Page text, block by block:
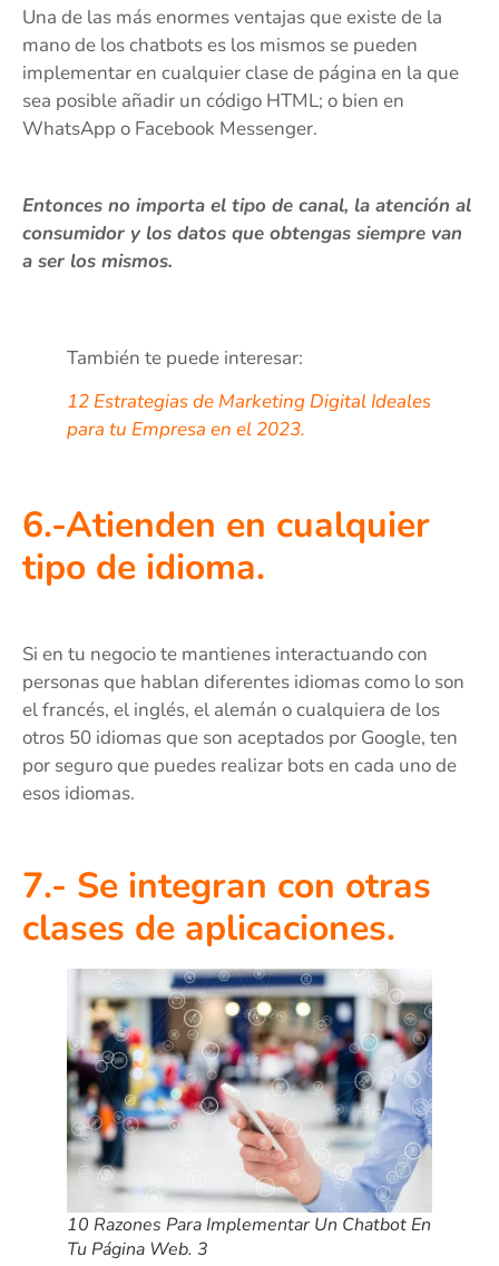
Una de las más enormes ventajas que existe de la
mano de los chatbots es los mismos se pueden
implementar en cualquier clase de página en la que
sea posible añadir un código HTML; o bien en
WhatsApp o Facebook Messenger.
Entonces no importa el tipo de canal, la atención al
consumidor y los datos que obtengas siempre van
a ser los mismos.
También te puede interesar:
12 Estrategias de Marketing Digital Ideales
para tu Empresa en el 2023.
6.-Atienden en cualquier
tipo de idioma.
Si en tu negocio te mantienes interactuando con
personas que hablan diferentes idiomas como lo son
el francés, el inglés, el alemán o cualquiera de los
otros 50 idiomas que son aceptados por Google, ten
por seguro que puedes realizar bots en cada uno de
esos idiomas.
7.- Se integran con otras
clases de aplicaciones.
10 Razones Para Implementar Un Chatbot En
Tu Página Web. 3